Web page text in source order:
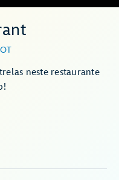
neste restaurante